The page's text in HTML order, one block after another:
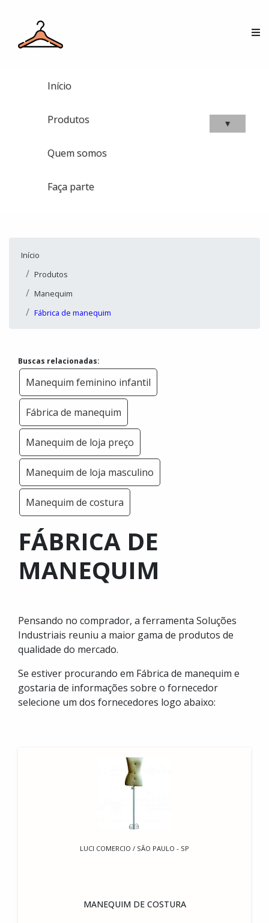
Início
Produtos ▾
Quem somos
Faça parte
Início
Produtos
Manequim
Fábrica de manequim
Buscas relacionadas:
Manequim feminino infantil
Fábrica de manequim
Manequim de loja preço
Manequim de loja masculino
Manequim de costura
FÁBRICA DE
MANEQUIM
Pensando no comprador, a ferramenta Soluções
Industriais reuniu a maior gama de produtos de
qualidade do mercado.
Se estiver procurando em Fábrica de manequim e
gostaria de informações sobre o fornecedor
selecione um dos fornecedores logo abaixo:
LUCI COMERCIO / SÃO PAULO - SP
MANEQUIM DE COSTURA